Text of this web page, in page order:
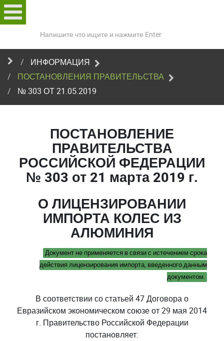
сайту
ИНФОРМАЦИЯ
ПОСТАНОВЛЕНИЯ ПРАВИТЕЛЬСТВА
№ 303 ОТ 21.05.2019
ПОСТАНОВЛЕНИЕ
ПРАВИТЕЛЬСТВА
РОССИЙСКОЙ ФЕДЕРАЦИИ
№ 303 от 21 марта 2019 г.
О ЛИЦЕНЗИРОВАНИИ
ИМПОРТА КОЛЕС ИЗ
АЛЮМИНИЯ
Документ не применяется в связи с истечением срока
действия лицензирования импорта, введенного данным
документом.
В соответствии со статьей 47 Договора о
Евразийском экономическом союзе от 29 мая 2014
г. Правительство Российской Федерации
постановляет: